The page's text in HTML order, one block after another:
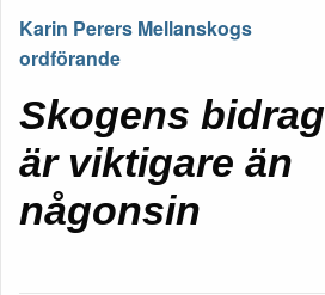
Karin Perers Mellanskogs
ordförande
Skogens bidrag
är viktigare än
någonsin